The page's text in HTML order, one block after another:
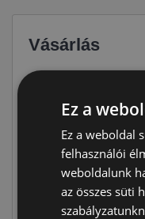
Vásárlás
Ez a
Ez a weboldal
felhasználói
weboldalunk
az összes süti